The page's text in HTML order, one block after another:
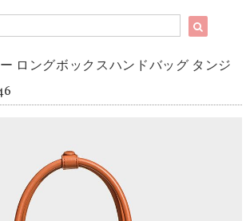
ロングボックスハンドバッグ タンジ